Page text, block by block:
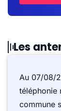
Les
Au 07/08/
téléphonie
commune